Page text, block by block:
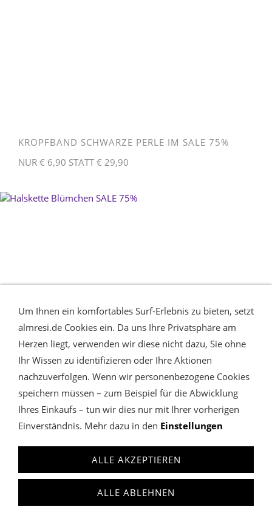
KROPFBAND SCHWARZE PERLE IM SALE 75%
NUR € 6,90 STATT € 29,90
NUR € 6,90 statt € 29,90
Um Ihnen ein komfortables Surf-Erlebnis zu bieten, setzt
almresi.de Cookies ein. Da uns Ihre Privatsphäre am
Herzen liegt, verwenden wir diese nicht dazu, Sie ohne
Ihr Wissen zu identifizieren oder Ihre Aktionen
nachzuverfolgen. Wenn wir personenbezogene Cookies
speichern müssen – zum Beispiel für die Abwicklung
Ihres Einkaufs – tun wir dies nur mit Ihrer vorherigen
Einverständnis. Mehr dazu in den Einstellungen
ALLE AKZEPTIEREN
ALLE ABLEHNEN